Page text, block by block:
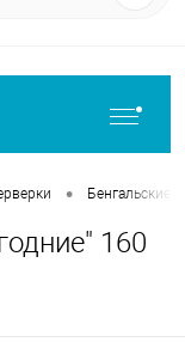
• Бенгальские
160